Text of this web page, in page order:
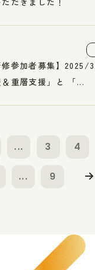
参加者募集】2025/
重層支援」と 「...
... 3 4
... 9